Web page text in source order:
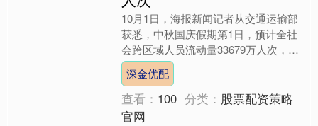
10月1日，海报新闻记者从交通运输部
获悉，中秋国庆假期第1日，预计全社
会跨区域人员流动量33679万人次，环
比增长43.1%，同比（2024年国庆假期
第1日，下....
深金优配
查看： 100 分类： 股票配资策略
官网